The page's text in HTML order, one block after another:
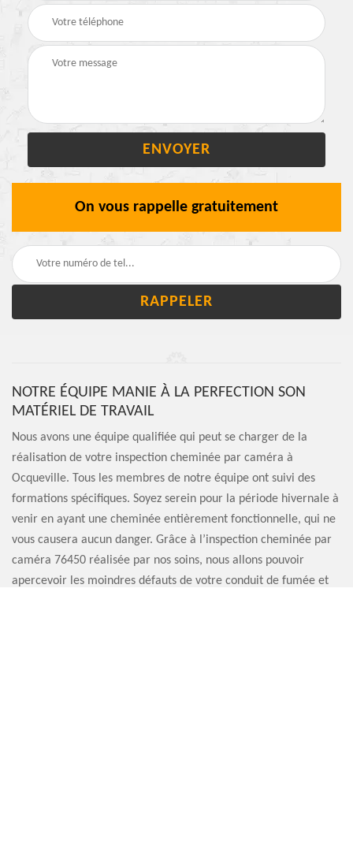
On vous rappelle gratuitement
NOTRE ÉQUIPE MANIE À LA PERFECTION SON
MATÉRIEL DE TRAVAIL
Nous avons une équipe qualifiée qui peut se charger de la
réalisation de votre inspection cheminée par caméra à
Ocqueville. Tous les membres de notre équipe ont suivi des
formations spécifiques. Soyez serein pour la période hivernale à
venir en ayant une cheminée entièrement fonctionnelle, qui ne
vous causera aucun danger. Grâce à l’inspection cheminée par
caméra 76450 réalisée par nos soins, nous allons pouvoir
apercevoir les moindres défauts de votre conduit de fumée et